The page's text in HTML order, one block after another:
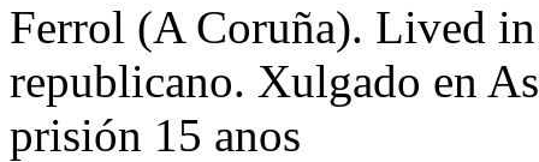
Ferrol (A Coruña). Lived
republicano. Xulgado en
prisión 15 anos